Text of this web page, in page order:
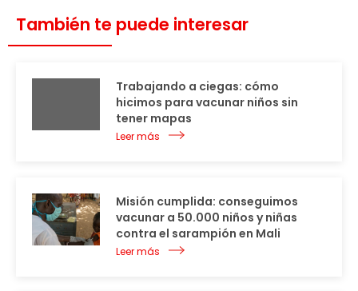
También te puede interesar
Trabajando a ciegas: cómo
hicimos para vacunar niños sin
tener mapas
Leer más
Misión cumplida: conseguimos
vacunar a 50.000 niños y niñas
contra el sarampión en Mali
Leer más